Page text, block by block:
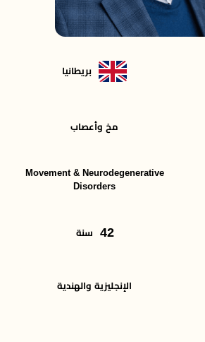
بريطانيا
مخ وأعصاب
Movement & Neurodegenerative
Disorders
42 سنة
الإنجليزية والهندية